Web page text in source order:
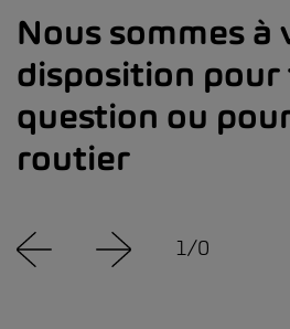
Nous sommes à
disposition
question ou
routier
1/0